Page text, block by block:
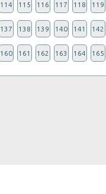
114 115 116 117 118 119
137 138 139 140 141 142
160 161 162 163 164 165